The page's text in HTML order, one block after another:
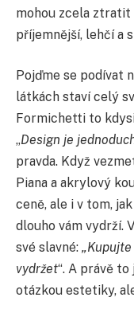
mohou zcela
příjemnější, lehčí a
Pojďme se podívat
látkách staví celý
Formichetti to
„Design je
pravda. Když
Piana a akrylový
ceně, ale i v tom,
dlouho vám vydrží.
své slavné:
vydržet“. A právě
otázkou estetiky,